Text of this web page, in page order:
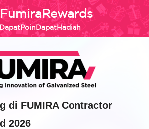
di FUMIRA Contractor
2026